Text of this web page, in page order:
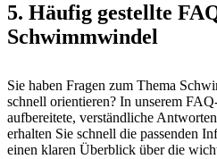
5. Häufig gestellte
Schwimmwindel
Sie haben Fragen zum Thema
schnell orientieren? In unserem
aufbereitete, verständliche
erhalten Sie schnell die passenden
einen klaren Überblick über die